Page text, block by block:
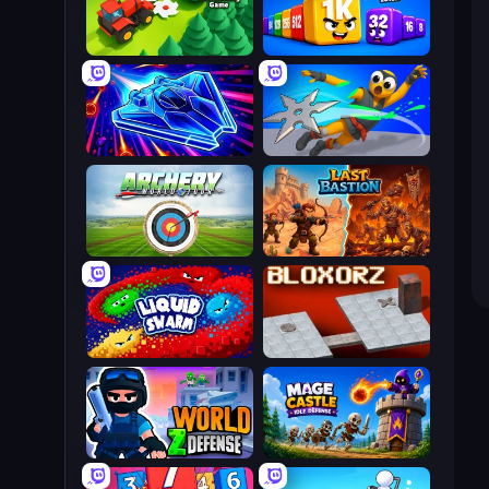
Cubes 2048 Royale
Lumber Harvest: Tree Cutting Game
Ninja Swipe Strike
Stellar Swarm
Last Bastion
Archery World Tour
Bloxorz
Liquid Swarm
Mage Castle Idle Defense
World Z Defense - Zombie Defense